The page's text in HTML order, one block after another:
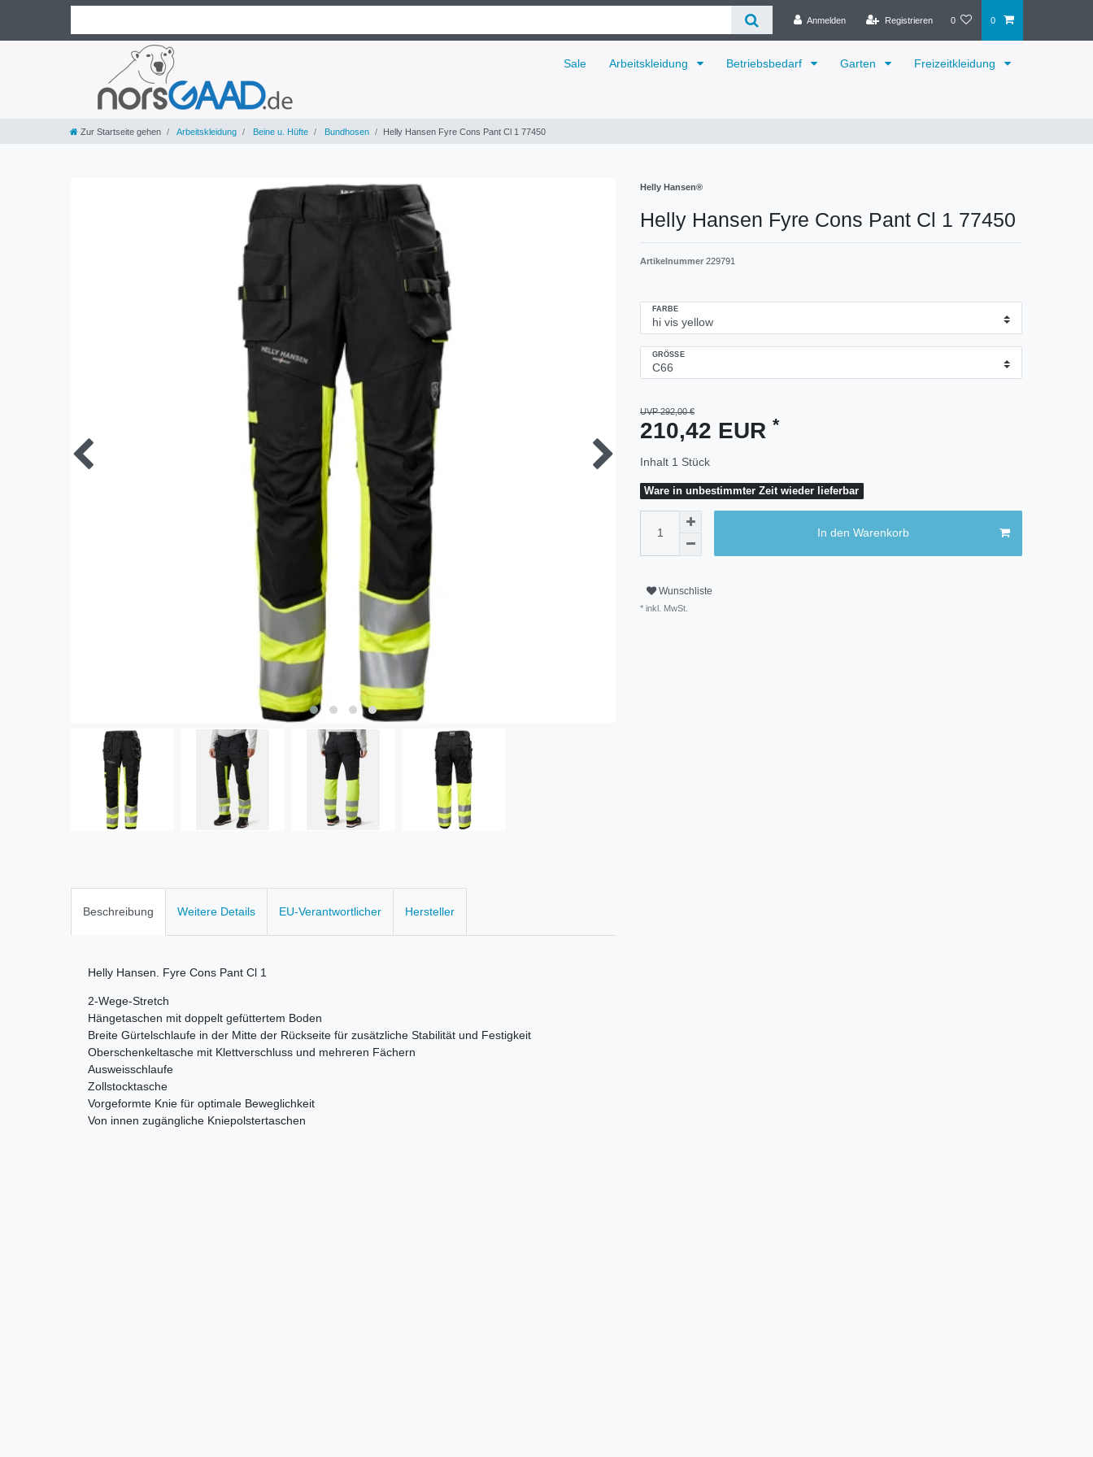
Anmelden Registrieren 0 0
Sale Arbeitskleidung Betriebsbedarf Garten Freizeitkleidung
Zur Startseite gehen Arbeitskleidung Beine u. Hüfte Bundhosen Helly Hansen Fyre Cons Pant Cl 1 77450
Helly Hansen®
Helly Hansen Fyre Cons Pant Cl 1 77450
Artikelnummer 229791
FARBE
GRÖSSE
UVP 292,00 €
210,42 EUR *
Inhalt 1 Stück
Ware in unbestimmter Zeit wieder lieferbar
In den Warenkorb
Wunschliste
* inkl. MwSt.
Beschreibung Weitere Details EU-Verantwortlicher Hersteller
Helly Hansen. Fyre Cons Pant Cl 1
2-Wege-Stretch
Hängetaschen mit doppelt gefüttertem Boden
Breite Gürtelschlaufe in der Mitte der Rückseite für zusätzliche Stabilität und Festigkeit
Oberschenkeltasche mit Klettverschluss und mehreren Fächern
Ausweisschlaufe
Zollstocktasche
Vorgeformte Knie für optimale Beweglichkeit
Von innen zugängliche Kniepolstertaschen